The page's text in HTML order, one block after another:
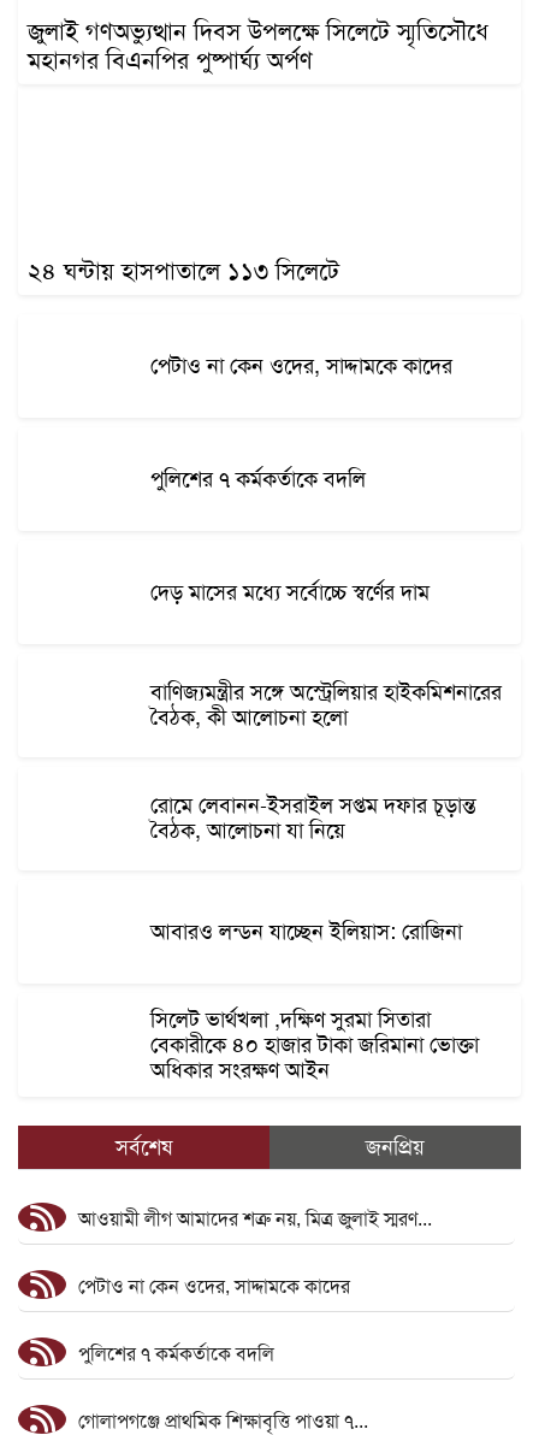
জুলাই গণঅভ্যুত্থান দিবস উপলক্ষে সিলেটে স্মৃতিসৌধে
মহানগর বিএনপির পুষ্পার্ঘ্য অর্পণ
২৪ ঘন্টায় হাসপাতালে ১১৩ সিলেটে
পেটাও না কেন ওদের, সাদ্দামকে কাদের
পুলিশের ৭ কর্মকর্তাকে বদলি
দেড় মাসের মধ্যে সর্বোচ্চে স্বর্ণের দাম
বাণিজ্যমন্ত্রীর সঙ্গে অস্ট্রেলিয়ার হাইকমিশনারের
বৈঠক, কী আলোচনা হলো
রোমে লেবানন-ইসরাইল সপ্তম দফার চূড়ান্ত
বৈঠক, আলোচনা যা নিয়ে
আবারও লন্ডন যাচ্ছেন ইলিয়াস: রোজিনা
সিলেট ভার্থখলা ,দক্ষিণ সুরমা সিতারা
বেকারীকে ৪০ হাজার টাকা জরিমানা ভোক্তা
অধিকার সংরক্ষণ আইন
সর্বশেষ জনপ্রিয়
আওয়ামী লীগ আমাদের শত্রু নয়, মিত্র জুলাই স্মরণ...
পেটাও না কেন ওদের, সাদ্দামকে কাদের
পুলিশের ৭ কর্মকর্তাকে বদলি
গোলাপগঞ্জে প্রাথমিক শিক্ষাবৃত্তি পাওয়া ৭...